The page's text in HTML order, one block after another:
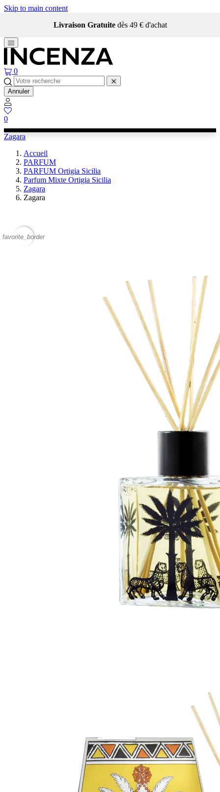
Skip to main content
Livraison Gratuite dès 49 € d'achat
0
Annuler
0
Zagara
Accueil
PARFUM
PARFUM Ortigia Sicilia
Parfum Mixte Ortigia Sicilia
Zagara
Zagara
favorite_border